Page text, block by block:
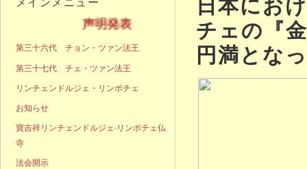
チェの『
円満とな
声明発表
第三十六代 チョン・ツァン法王
第三十七代 チェ・ツァン法王
リンチェンドルジェ・リンポチェ
お知らせ
寶吉祥リンチェンドルジェ·リンポチェ仏
寺
法会開示